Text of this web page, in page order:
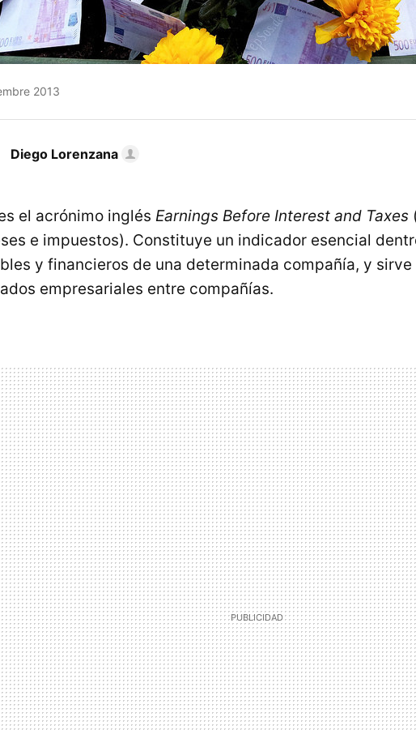
2013
Diego Lorenzana
el acrónimo inglés Earnings Before Interest and Taxes
e impuestos). Constituye un indicador esencial
y financieros de una determinada compañía, y
empresariales entre compañías.